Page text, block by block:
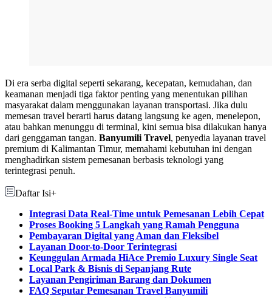
Di era serba digital seperti sekarang, kecepatan, kemudahan, dan
keamanan menjadi tiga faktor penting yang menentukan pilihan
masyarakat dalam menggunakan layanan transportasi. Jika dulu
memesan travel berarti harus datang langsung ke agen, menelepon,
atau bahkan menunggu di terminal, kini semua bisa dilakukan hanya
dari genggaman tangan. Banyumili Travel, penyedia layanan travel
premium di Kalimantan Timur, memahami kebutuhan ini dengan
menghadirkan sistem pemesanan berbasis teknologi yang
terintegrasi penuh.
Daftar Isi+
Integrasi Data Real-Time untuk Pemesanan Lebih Cepat
Proses Booking 5 Langkah yang Ramah Pengguna
Pembayaran Digital yang Aman dan Fleksibel
Layanan Door-to-Door Terintegrasi
Keunggulan Armada HiAce Premio Luxury Single Seat
Local Park & Bisnis di Sepanjang Rute
Layanan Pengiriman Barang dan Dokumen
FAQ Seputar Pemesanan Travel Banyumili